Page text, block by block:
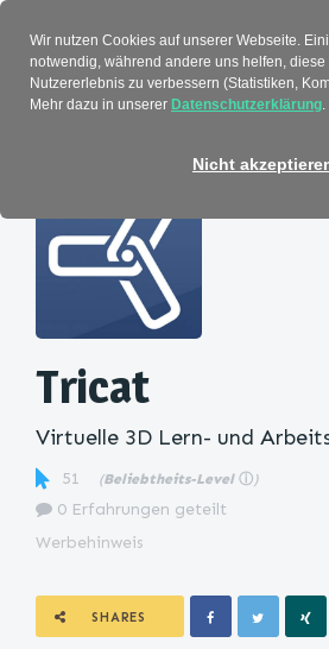
Tricat
Virtuelle 3D Lern- und
51 (Beliebtheits-Level ⓘ )
0 Erfahrungen geteilt
Werbehinweis
SHARES
Wir nutzen Cookies auf unserer Webseite.
notwendig, während andere uns helfen,
Nutzererlebnis zu verbessern (Statistiken,
Mehr dazu in unserer Datenschutzerklärung.
Nicht